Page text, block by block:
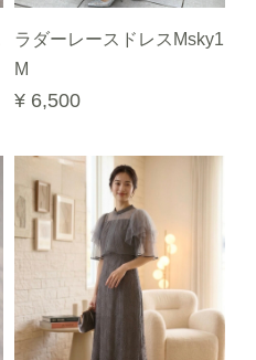
ラダーレースドレスMsky1
M
¥ 6,500